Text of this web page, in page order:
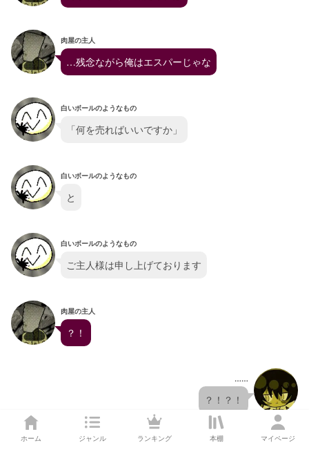
ホーム ジャンル ランキング 本棚 マイページ
肉屋の主人
…残念ながら俺はエスパーじゃな
白いボールのようなもの
「何を売ればいいですか」
白いボールのようなもの
と
白いボールのようなもの
ご主人様は申し上げております
肉屋の主人
？！
……
？！？！